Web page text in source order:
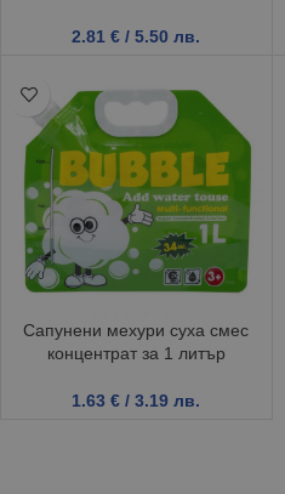
2.81€ / 5.50 лв.
Сапунени мехури суха смес
концентрат за 1 литър
1.63€ / 3.19 лв.